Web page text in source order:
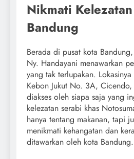
Nikmati
Bandung
Berada di pusat kota
Ny. Handayani menawarkan
yang tak terlupakan.
Kebon Jukut No. 3A,
diakses oleh siapa saja yang
kelezatan serabi khas
hanya tentang makanan, tapi
menikmati kehangatan dan
ditawarkan oleh kota Bandung.